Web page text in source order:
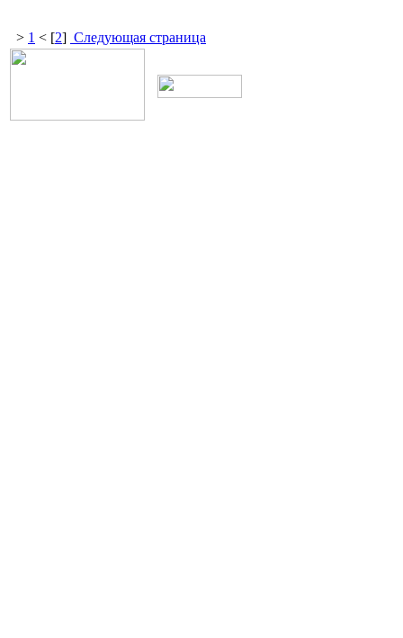
> 1 < [2] Следующая страница